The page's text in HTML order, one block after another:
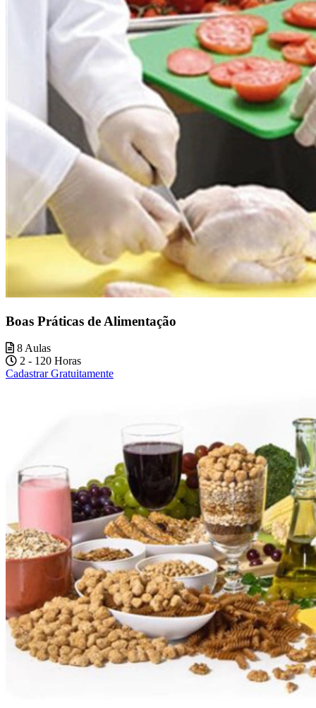
Boas Práticas de Alimentação
8 Aulas
2 - 120 Horas
Cadastrar Gratuitamente